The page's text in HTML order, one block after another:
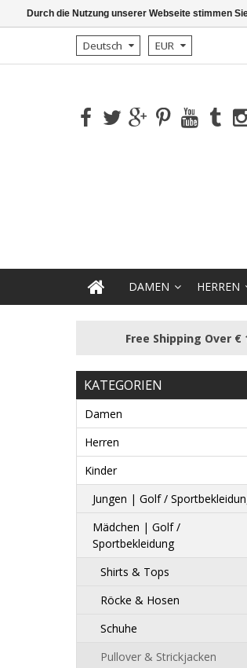
Deutsch EUR
DAMEN HERREN
Free Shipping Over €
KATEGORIEN
Damen
Herren
Kinder
Jungen | Golf /
Mädchen | Golf /
Sportbekleidung
Shirts & Tops
Röcke & Hosen
Schuhe
Pullover & Strickjacken
Durch die Nutzung unserer Webseite stimmen